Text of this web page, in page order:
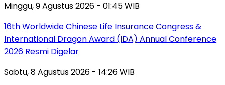
Minggu, 9 Agustus 2026 - 01:45 WIB
16th Worldwide Chinese Life Insurance Congress &
International Dragon Award (IDA) Annual Conference
2026 Resmi Digelar
Sabtu, 8 Agustus 2026 - 14:26 WIB